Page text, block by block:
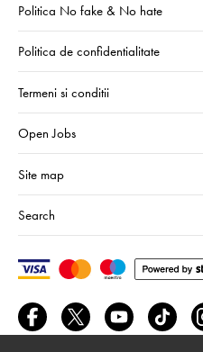
Politica No fake & No hate
Politica de confidentialitate
Termeni si conditii
Open Jobs
Site map
Search